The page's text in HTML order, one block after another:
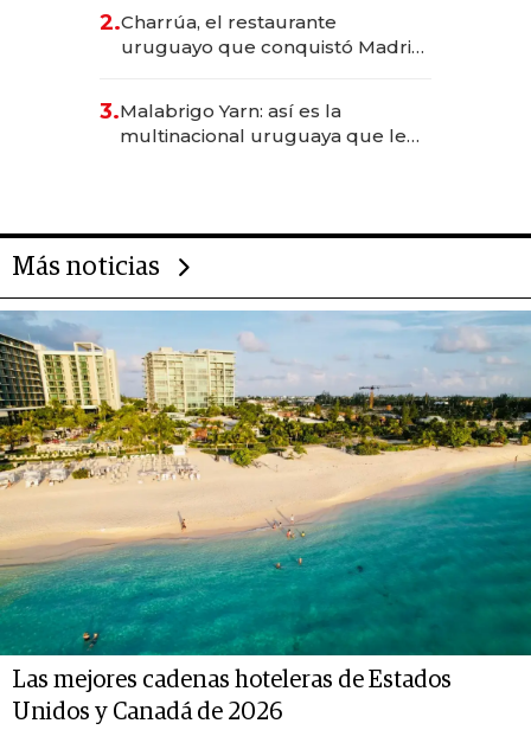
millones
2.Charrúa, el restaurante
uruguayo que conquistó Madrid:
anticipación y prepara apertura
3.Malabrigo Yarn: así es la
multinacional uruguaya que le
Más noticias
Las mejores cadenas hoteleras de Estados
Unidos y Canadá de 2026